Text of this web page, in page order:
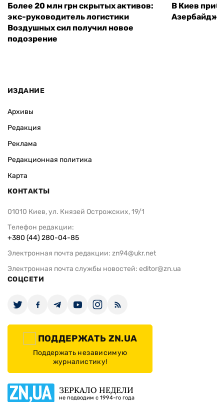
Более 20 млн грн скрытых активов:
экс-руководитель логистики
Воздушных сил получил новое
подозрение
В Киев
ИЗДАНИЕ
Архивы
Редакция
Реклама
Редакционная политика
Карта
КОНТАКТЫ
01010 Киев, ул. Князей Острожских, 19/1
Телефон редакции:
+380 (44) 280-04-85
Электронная почта редакции: zn94@ukr.net
Электронная почта службы новостей: editor@zn.ua
СОЦСЕТИ
ПОДДЕРЖАТЬ ZN.UA
Поддержать независимую
журналистику!
ЗЕРКАЛО НЕДЕЛИ
не подводим с 1994-го года